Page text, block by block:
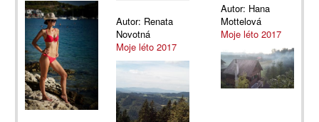
Autor: Renata
Novotná
Moje léto 2017
Autor: Hana
Mottelová
Moje léto 2017